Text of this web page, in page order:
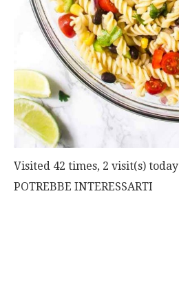
Visited 42 times, 2 visit(s) today
POTREBBE INTERESSARTI